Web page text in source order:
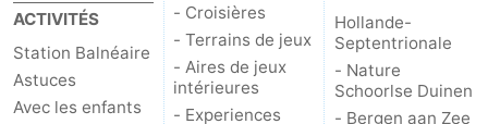
ACTIVITÉS
Station Balnéaire
Astuces
Avec les enfants
- Croisières
- Terrains de jeux
- Aires de jeux
intérieures
- Experiences
Hollande-
Septentrionale
- Nature
Schoorlse Duinen
- Bergen aan Zee